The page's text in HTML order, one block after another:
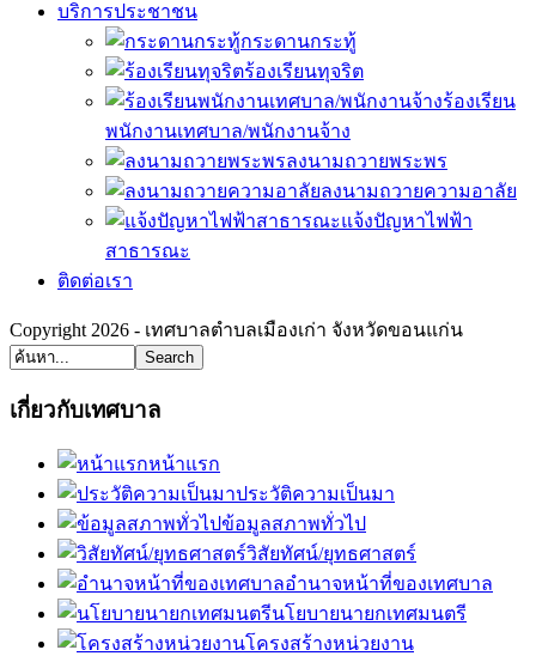
บริการประชาชน
กระดานกระทู้
ร้องเรียนทุจริต
ร้องเรียน
พนักงานเทศบาล/พนักงานจ้าง
ลงนามถวายพระพร
ลงนามถวายความอาลัย
แจ้งปัญหาไฟฟ้า
สาธารณะ
ติดต่อเรา
Copyright 2026 - เทศบาลตำบลเมืองเก่า จังหวัดขอนแก่น
Search
เกี่ยวกับเทศบาล
หน้าแรก
ประวัติความเป็นมา
ข้อมูลสภาพทั่วไป
วิสัยทัศน์/ยุทธศาสตร์
อำนาจหน้าที่ของเทศบาล
นโยบายนายกเทศมนตรี
โครงสร้างหน่วยงาน